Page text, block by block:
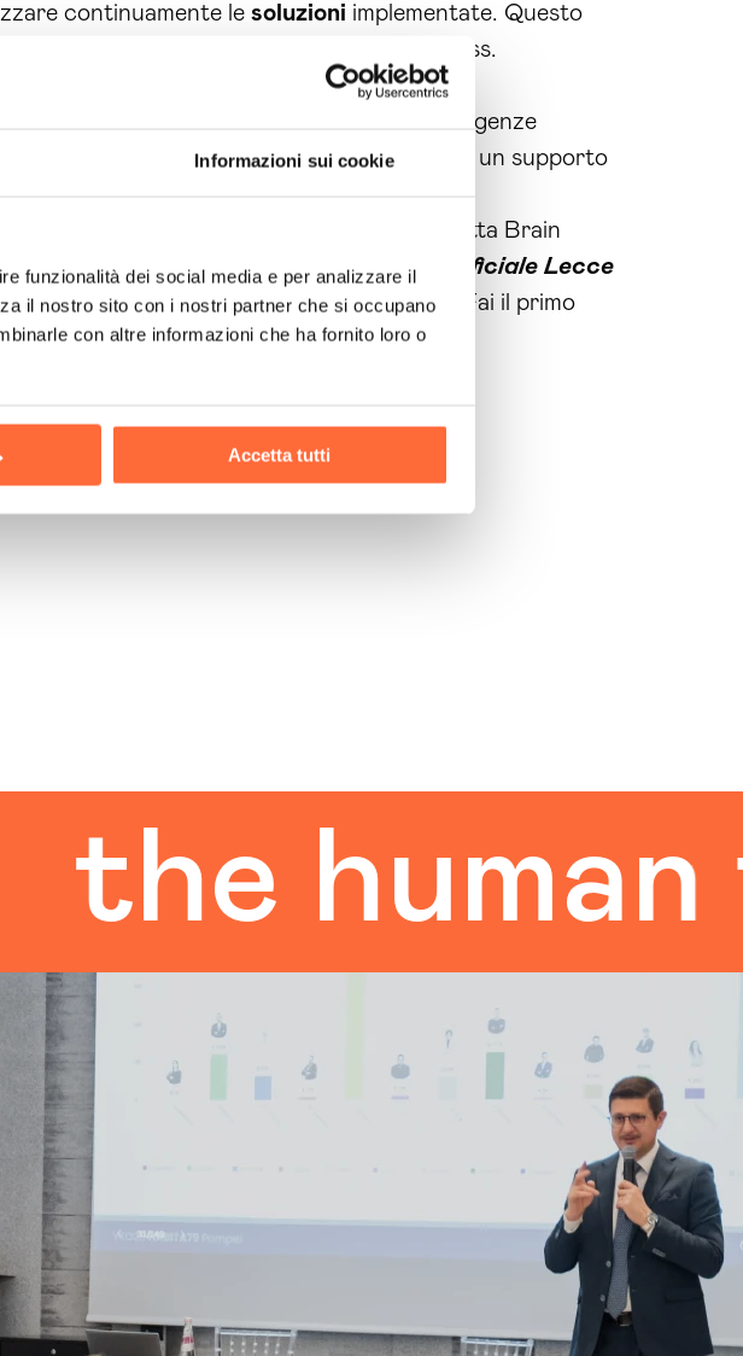
Informazioni sui cookie
funzionalità dei social media e per analizzare il
il nostro sito con i nostri partner che si occupano
con altre informazioni che ha fornito loro o
Accetta tutti
continuamente le soluzioni implementate. Questo
esigenze del mercato e del tuo business.
, non solo soddisfiamo le esigenze
termine, offrendosoluzioniall’avanguardia e un supporto
tua azienda attraverso l’innovazione. Contatta Brain
disviluppo algoritmi intelligenza artificiale Lecce
il futuro della tua azienda è a un passo. Fai il primo